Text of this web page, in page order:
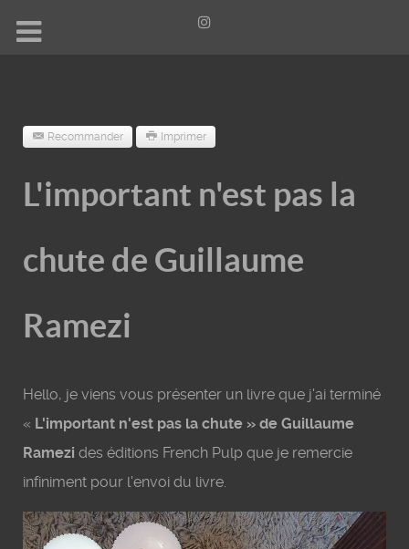
Recommander Imprimer
L'important n'est pas la
chute de Guillaume
Ramezi
Hello, je viens vous présenter un livre que j'ai terminé
« L'important n'est pas la chute » de Guillaume
Ramezi des éditions French Pulp que je remercie
infiniment pour l'envoi du livre.